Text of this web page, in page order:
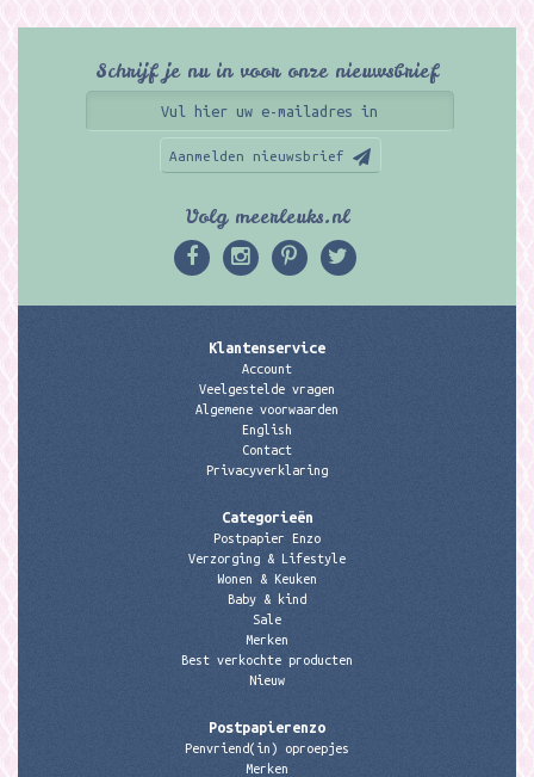
Schrijf je nu in voor onze nieuwsbrief
Aanmelden nieuwsbrief
Volg meerleuks.nl
Klantenservice
Account
Veelgestelde vragen
Algemene voorwaarden
English
Contact
Privacyverklaring
Categorieën
Postpapier Enzo
Verzorging & Lifestyle
Wonen & Keuken
Baby & kind
Sale
Merken
Best verkochte producten
Nieuw
Postpapierenzo
Penvriend(in) oproepjes
Merken